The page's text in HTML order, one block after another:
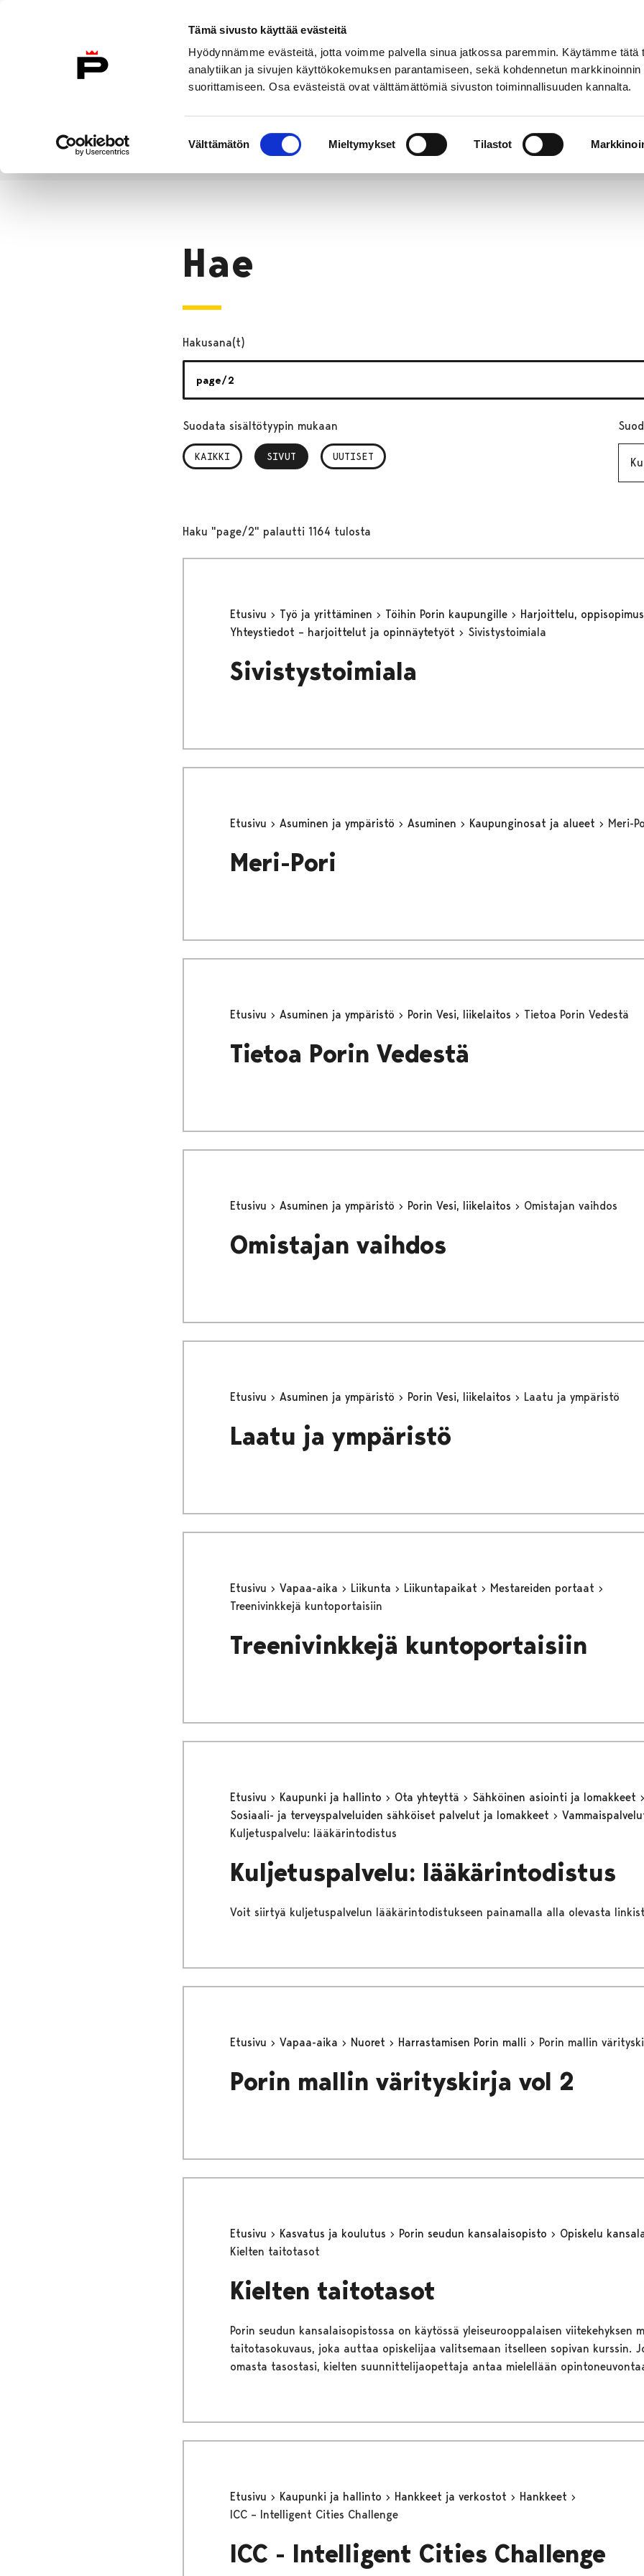
Tämä sivusto käyttää evästeitä
Hyödynnämme evästeitä, jotta voimme palvella sinua jatkossa paremmin. Käytämme tätä
analytiikan ja sivujen käyttökokemuksen parantamiseen, sekä kohdennetun markkinoinnin
suorittamiseen. Osa evästeistä ovat välttämättömiä sivuston toiminnallisuuden kannalta.
valinta
Välttämätön Mieltymykset Tilastot
Etusivulle
Etusivu
Hae
Hakusana(t)
Suodata sisältötyypin mukaan
KAIKKI SIVUT
, VALITTU UUTISET
Haku "page/2" palautti 1164 tulosta
Etusivu Työ ja yrittäminen Töihin Porin kaupungille
Harjoittelu,
Yhteystiedot – harjoittelut ja opinnäytetyöt
Sivistystoimiala
Sivistystoimiala
Etusivu Asuminen ja ympäristö Asuminen Kaupunginosat ja alueet Meri-
Meri-Pori
Etusivu Asuminen ja ympäristö Porin Vesi, liikelaitos Tietoa Porin Vedestä
Tietoa Porin Vedestä
Etusivu Asuminen ja ympäristö Porin Vesi, liikelaitos Omistajan vaihdos
Omistajan vaihdos
Etusivu Asuminen ja ympäristö Porin Vesi, liikelaitos Laatu ja ympäristö
Laatu ja ympäristö
Etusivu Vapaa-aika Liikunta Liikuntapaikat
Mestareiden portaat
Treenivinkkejä kuntoportaisiin
Treenivinkkejä kuntoportaisiin
Etusivu Kaupunki ja hallinto Ota yhteyttä
Sähköinen asiointi ja lomakkeet
Sosiaali- ja terveyspalveluiden sähköiset palvelut ja lomakkeet
Kuljetuspalvelu: lääkärintodistus
Kuljetuspalvelu: lääkärintodistus
Voit siirtyä kuljetuspalvelun lääkärintodistukseen painamalla alla olevasta
Etusivu Vapaa-aika Nuoret Harrastamisen Porin malli Porin mallin
Porin mallin värityskirja vol 2
Etusivu Kasvatus ja koulutus Porin seudun kansalaisopisto
Opiskelu
Kielten taitotasot
Kielten taitotasot
Porin seudun kansalaisopistossa on käytössä yleiseurooppalaisen viitekehyksen
taitotasokuvaus, joka auttaa opiskelijaa valitsemaan itselleen sopivan kurssin.
omasta tasostasi, kielten suunnittelijaopettaja antaa mielellään
Etusivu Kaupunki ja hallinto Hankkeet ja verkostot
Hankkeet
ICC – Intelligent Cities Challenge
ICC - Intelligent Cities Challenge